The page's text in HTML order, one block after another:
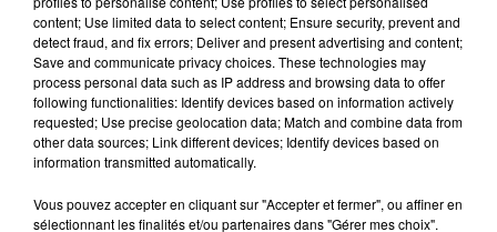
Lecture (4 min 25 sec)
100%
100% Radio les infos du Tarn et Garonne
16 avril 2024 - 4 min 25 sec
content; Use limited data to select content; Ensure security, prevent and
detect fraud, and fix errors; Deliver and present advertising and content;
Save and communicate privacy choices. These technologies may
process personal data such as IP address and browsing data to offer
following functionalities: Identify devices based on information actively
requested; Use precise geolocation data; Match and combine data from
other data sources; Link different devices; Identify devices based on
information transmitted automatically.
Vous pouvez accepter en cliquant sur "Accepter et fermer", ou affiner en
sélectionnant les finalités et/ou partenaires dans "Gérer mes choix".